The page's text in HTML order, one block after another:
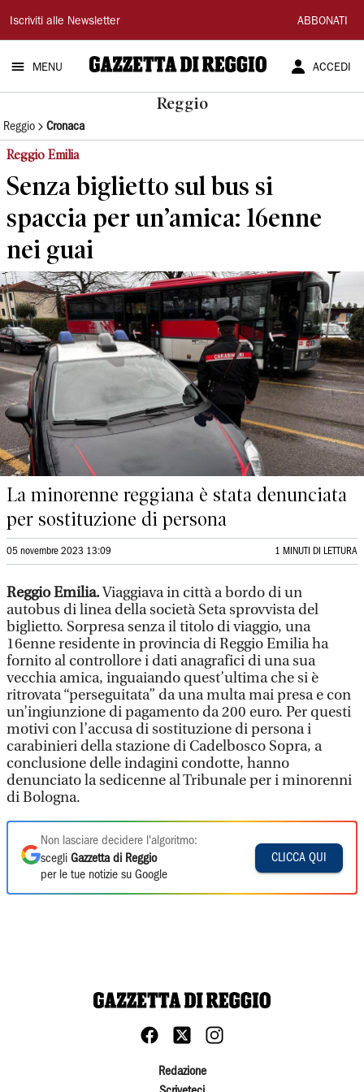
Gazzetta
di
Reggio
Iscriviti alle Newsletter ABBONATI
MENU ACCEDI
Reggio
Reggio Cronaca
Reggio Emilia
Senza biglietto sul bus si
spaccia per un’amica: 16enne
nei guai
La minorenne reggiana è stata denunciata
per sostituzione di persona
05 novembre 2023 13:09 1 MINUTI DI LETTURA
Reggio Emilia.Viaggiava in città a bordo di un
autobus di linea della società Seta sprovvista del
biglietto. Sorpresa senza il titolo di viaggio, una
16enne residente in provincia di Reggio Emilia ha
fornito al controllore i dati anagrafici di una sua
vecchia amica, inguaiando quest’ultima che si è
ritrovata “perseguitata” da una multa mai presa e con
un’ingiunzione di pagamento da 200 euro. Per questi
motivi con l’accusa di sostituzione di persona i
carabinieri della stazione di Cadelbosco Sopra, a
conclusione delle indagini condotte, hanno
denunciato la sedicenne al Tribunale per i minorenni
di Bologna.
Non lasciare decidere l'algoritmo:
scegli Gazzetta di Reggio
per le tue notizie su Google
CLICCA QUI
Redazione